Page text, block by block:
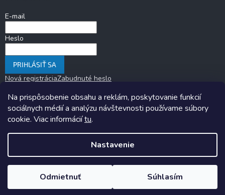
Na prispôsobenie obsahu a reklám, poskytovanie funkcií
sociálnych médií a analýzu návštevnosti používame súbory
cookie. Viac informáciítu.
Nastavenie
Odmietnuť Súhlasím
E-mail
Heslo
PRIHLÁSIŤ SA
Nová registráciaZabudnuté heslo
Copyright 2026
Upraviť